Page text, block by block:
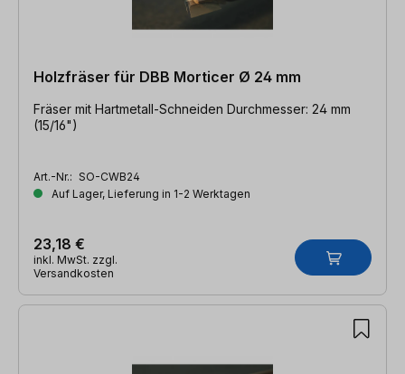
Holzfräser für DBB Morticer Ø 24 mm
Fräser mit Hartmetall-Schneiden Durchmesser: 24 mm
(15/16")
Art.-Nr.: SO-CWB24
Auf Lager, Lieferung in 1-2 Werktagen
23,18 €
inkl. MwSt. zzgl.
Versandkosten